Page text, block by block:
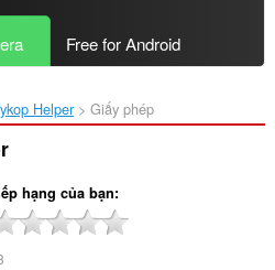
Free for Android
Helper‎ Giấy phép
hạng của bạn